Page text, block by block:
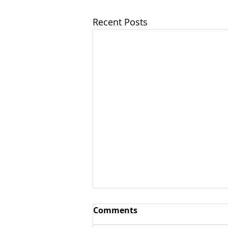
Recent Posts
Аюрведичсекая
Comments